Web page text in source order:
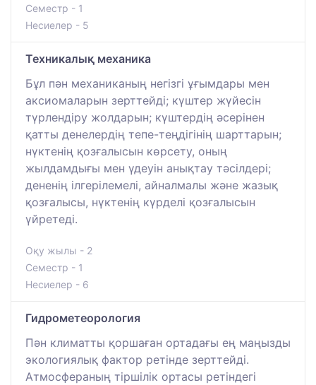
Семестр - 1
Несиелер - 5
Техникалық механика
Бұл пән механиканың негізгі ұғымдары мен
аксиомаларын зерттейді; күштер жүйесін
түрлендіру жолдарын; күштердің әсерінен
қатты денелердің тепе-теңдігінің шарттарын;
нүктенің қозғалысын көрсету, оның
жылдамдығы мен үдеуін анықтау тәсілдері;
дененің ілгерілемелі, айналмалы және жазық
қозғалысы, нүктенің күрделі қозғалысын
үйретеді.
Оқу жылы - 2
Семестр - 1
Несиелер - 6
Гидрометеорология
Пән климатты қоршаған ортадағы ең маңызды
экологиялық фактор ретінде зерттейді.
Атмосфераның тіршілік ортасы ретіндегі